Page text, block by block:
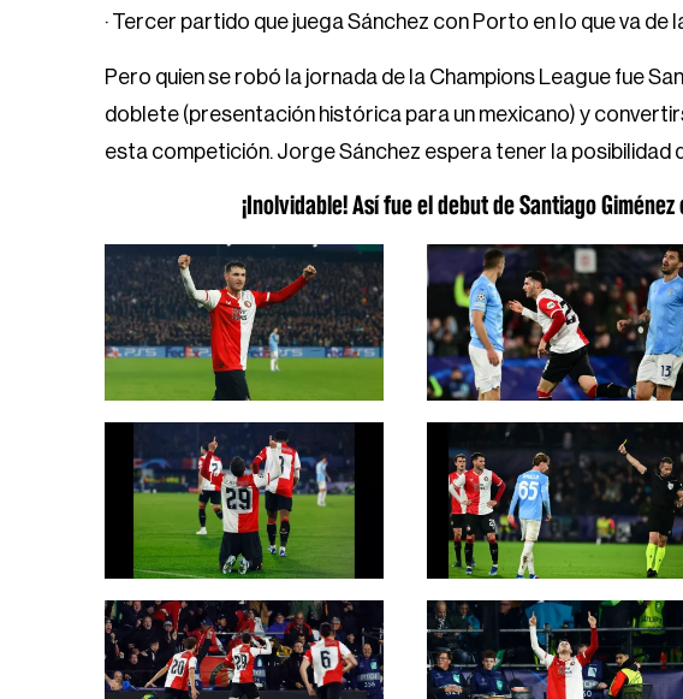
· Tercer partido que juega Sánchez con Porto en lo que va de
Pero quien se robó la jornada de la Champions League fue
doblete (presentación histórica para un mexicano) y
esta competición. Jorge Sánchez espera tener la posibilidad
¡Inolvidable! Así fue el debut de Santiago